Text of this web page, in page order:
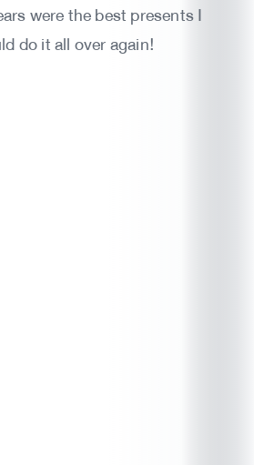
were the best presents I
do it all over again!